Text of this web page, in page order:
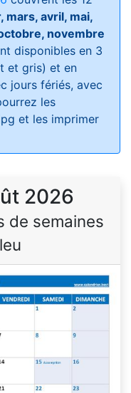
mars, avril, mai,
novembre
disponibles en 3
et gris) et en
jours fériés, avec
les
et les imprimer
2026
de semaines